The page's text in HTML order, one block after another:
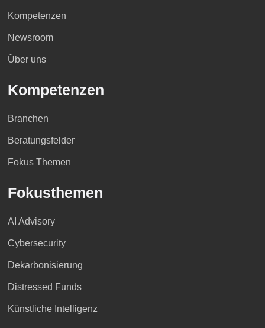
Kompetenzen
Newsroom
Über uns
Kompetenzen
Branchen
Beratungsfelder
Fokus Themen
Fokusthemen
AI Advisory
Cybersecurity
Dekarbonisierung
Distressed Funds
Künstliche Intelligenz